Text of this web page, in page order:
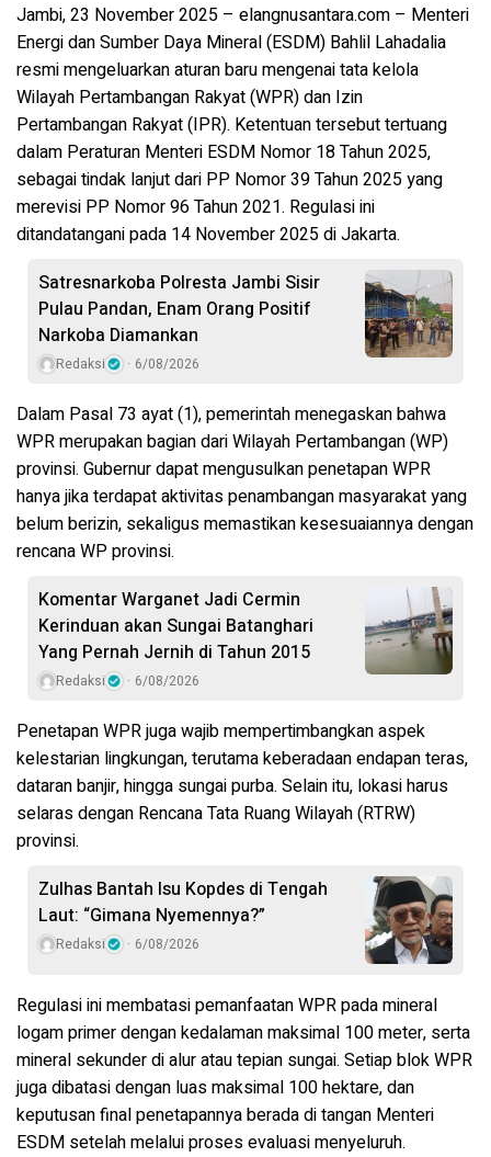
Jambi, 23 November 2025 – elangnusantara.com – Menteri
Energi dan Sumber Daya Mineral (ESDM) Bahlil Lahadalia
resmi mengeluarkan aturan baru mengenai tata kelola
Wilayah Pertambangan Rakyat (WPR)dan Izin
Pertambangan Rakyat (IPR). Ketentuan tersebut tertuang
dalam Peraturan Menteri ESDM Nomor 18 Tahun 2025,
sebagai tindak lanjut dari PP Nomor 39 Tahun 2025yang
merevisi PP Nomor 96 Tahun 2021. Regulasi ini
ditandatangani pada 14 November 2025di Jakarta.
Satresnarkoba Polresta Jambi Sisir
Pulau Pandan, Enam Orang Positif
Narkoba Diamankan
Redaksi 6/08/2026
Dalam Pasal 73 ayat (1), pemerintah menegaskan bahwa
WPR merupakan bagian dari Wilayah Pertambangan (WP)
provinsi. Gubernur dapat mengusulkan penetapan WPR
hanya jika terdapat aktivitas penambangan masyarakat yang
belum berizin, sekaligus memastikan kesesuaiannya dengan
rencana WP provinsi.
Komentar Warganet Jadi Cermin
Kerinduan akan Sungai Batanghari
Yang Pernah Jernih di Tahun 2015
Redaksi 6/08/2026
Penetapan WPR juga wajib mempertimbangkan aspek
kelestarian lingkungan, terutama keberadaan endapan teras,
dataran banjir, hingga sungai purba. Selain itu, lokasi harus
selaras dengan Rencana Tata Ruang Wilayah (RTRW)
provinsi.
Zulhas Bantah Isu Kopdes di Tengah
Laut: “Gimana Nyemennya?”
Redaksi 6/08/2026
Regulasi ini membatasi pemanfaatan WPR padamineral
logam primer dengan kedalaman maksimal 100 meter, serta
mineral sekunder di alur atau tepian sungai. Setiap blok WPR
juga dibatasi dengan luas maksimal 100 hektare, dan
keputusan final penetapannya berada di tangan Menteri
ESDM setelah melalui proses evaluasi menyeluruh.